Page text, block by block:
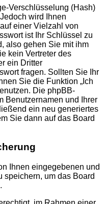
Verschlüsselung (Hash)
wird Ihnen
einer Vielzahl von
ist Ihr Schlüssel zu
also gehen Sie mit ihm
kein Vertreter des
ein Dritter
fragen. Sollten Sie Ihr
Sie die Funktion „Ich
Die phpBB-
Benutzernamen und Ihrer
ein neu generiertes
Sie dann auf das Board
Ihnen eingegebenen und
speichern, um das Board